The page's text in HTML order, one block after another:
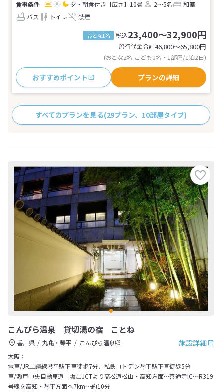
夕・朝食付き 【広さ】10畳 2～5名
和室
バス
トイレ 禁煙
おとな1名 税込23,400～32,900円
旅行代金合計46,800〜65,800円
(おとな2名 こども0名・1部屋/1泊2日)
おすすめポイント プランの詳細
すべてのプランを見る(29プラン、10部屋タイプ)
こんぴら温泉 貸切湯の宿 ことね
施設詳細
香川県 丸亀・琴平
こんぴら温泉郷
大阪：
電車/JR土讃線琴平駅下車徒歩7分、私鉄コトデン琴平駅下車徒歩5分
車/瀬戸中央自動車道 坂出JCTより高松道松山・高知方面～善通寺IC～R319
号線を高知・琴平方面へ7km～約10分